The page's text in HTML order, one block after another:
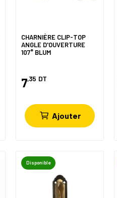
CHARNIÈRE CLIP-TOP
ANGLE D'OUVERTURE
107° BLUM
7,35 DT
Ajouter
Disponible